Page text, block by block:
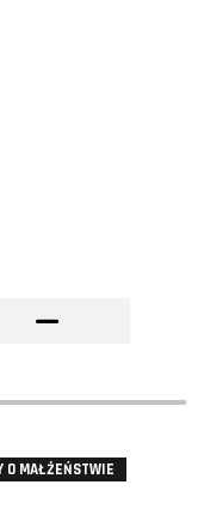
O MAŁŻEŃSTWIE